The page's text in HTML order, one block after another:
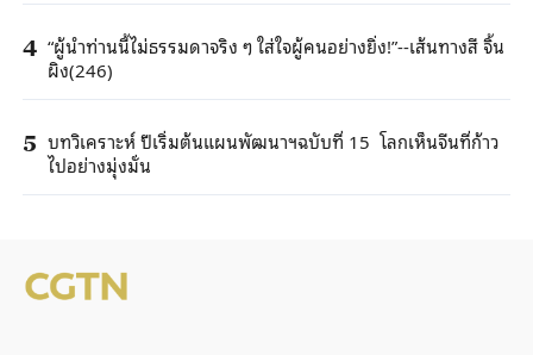
4 “ผู้นำท่านนี้ไม่ธรรมดาจริง ๆ ใส่ใจผู้คนอย่างยิ่ง!”--เส้นทางสี จิ้น
ผิง(246)
5 บทวิเคราะห์ ปีเริ่มต้นแผนพัฒนาฯฉบับที่ 15 โลกเห็นจีนที่ก้าว
ไปอย่างมุ่งมั่น